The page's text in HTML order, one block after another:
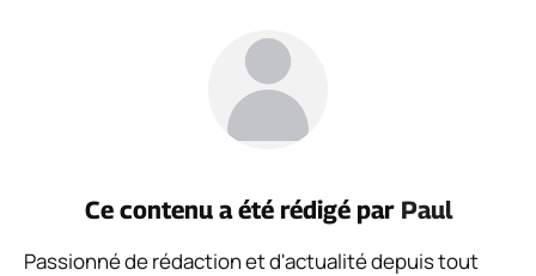
Ce contenu a été rédigé par Paul
Passionné de rédaction et d'actualité depuis tout